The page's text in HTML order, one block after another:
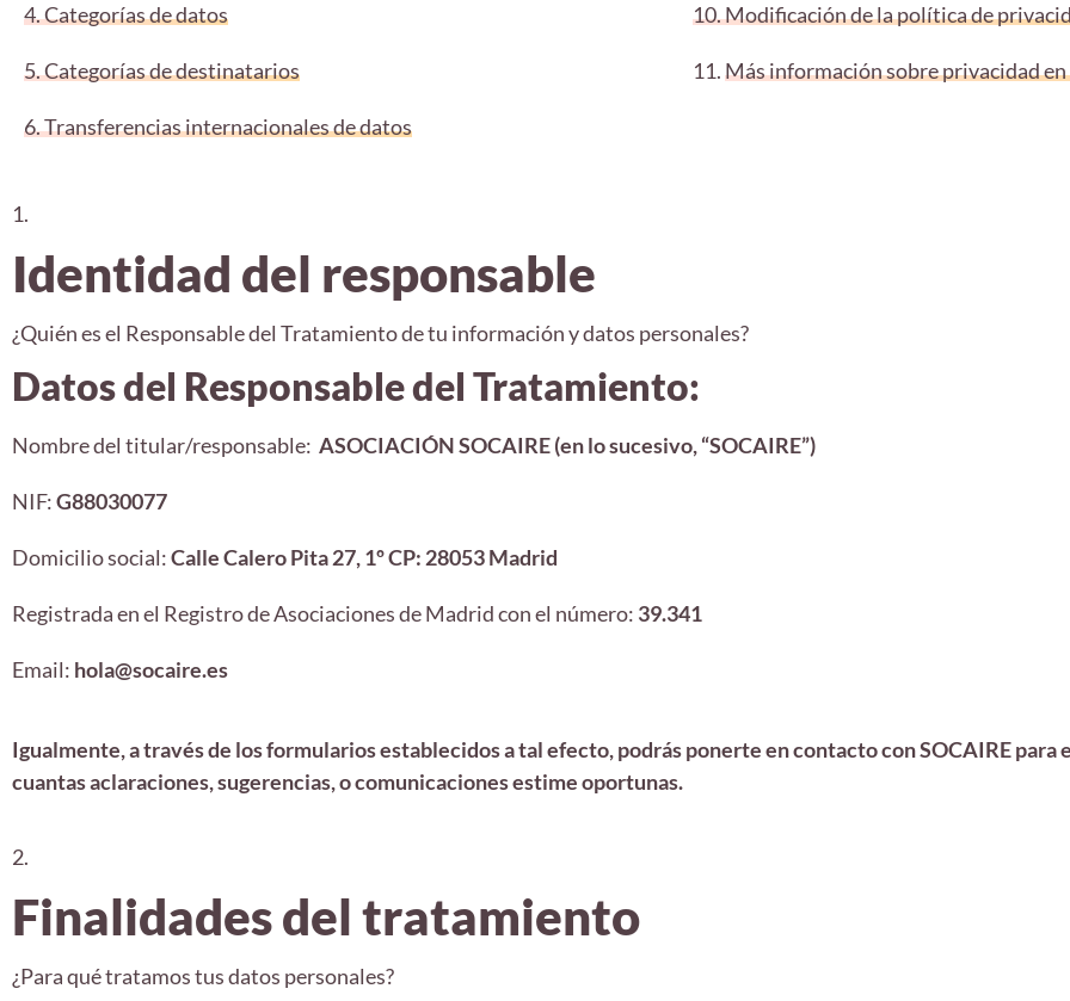
4. Categorías de datos
5. Categorías de destinatarios
6. Transferencias internacionales de datos
10. Modificación de la política de
11.Más información sobre privacidad en
1.
Identidad del responsable
¿Quién es el Responsable del Tratamiento de tu información y datos personales?
Datos del Responsable del Tratamiento:
Nombre del titular/responsable: ASOCIACIÓN SOCAIRE (en lo sucesivo, “SOCAIRE”)
NIF:G88030077
Domicilio social:Calle Calero Pita 27, 1º CP: 28053 Madrid
Registrada en el Registro de Asociaciones de Madrid con el número: 39.341
Email: hola@socaire.es
Igualmente, a través de los formularios establecidos a tal efecto, podrás ponerte en contacto con SOCAIRE para
cuantas aclaraciones, sugerencias, o comunicaciones estime oportunas.
2.
Finalidades del tratamiento
¿Para qué tratamos tus datos personales?